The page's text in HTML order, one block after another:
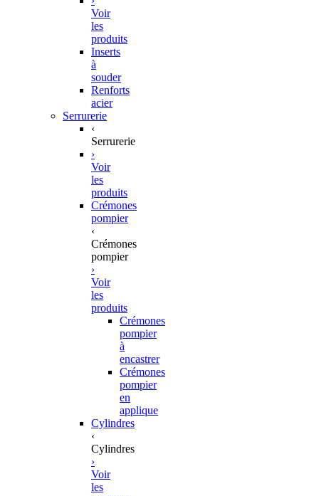
Voir
les
produits
Inserts
à
souder
Renforts
acier
Serrurerie
‹
Serrurerie
›
Voir
les
produits
Crémones
pompier
‹
Crémones
pompier
›
Voir
les
produits
Crémones
pompier
à
encastrer
Crémones
pompier
en
applique
Cylindres
‹
Cylindres
›
Voir
les